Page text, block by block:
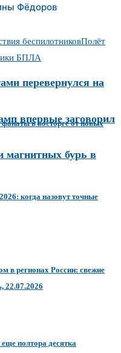
Фёдоров
беспилотниковПолёт
БПЛА
перевернулся на
впервые заговорил
магнитных бурь в
в восторге от новых
когда назовут точные
в регионах России: свежие
22.07.2026
полтора десятка